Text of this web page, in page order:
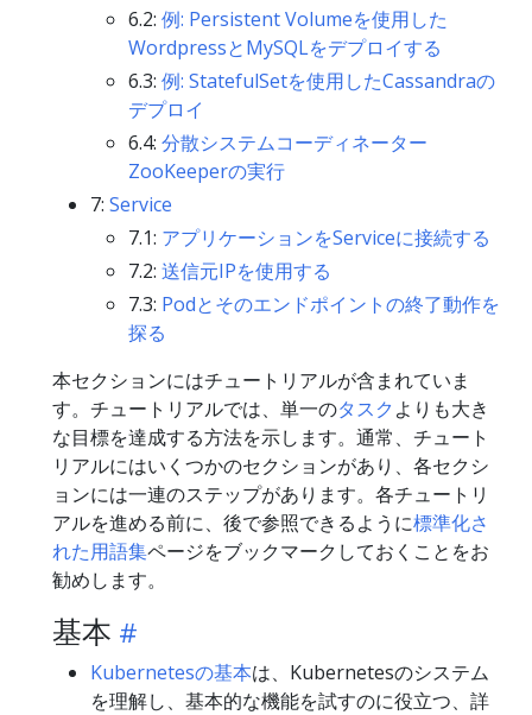
6.2: 例: Persistent Volumeを使用した
WordpressとMySQLをデプロイする
6.3: 例: StatefulSetを使用したCassandraの
デプロイ
6.4: 分散システムコーディネーター
ZooKeeperの実行
7: Service
7.1: アプリケーションをServiceに接続する
7.2: 送信元IPを使用する
7.3: Podとそのエンドポイントの終了動作を
探る
本セクションにはチュートリアルが含まれていま
す。チュートリアルでは、単一のタスク よりも大き
な目標を達成する方法を示します。通常、チュート
リアルにはいくつかのセクションがあり、各セクシ
ョンには一連のステップがあります。各チュートリ
アルを進める前に、後で参照できるように標準化さ
れた用語集ページをブックマークしておくことをお
勧めします。
基本
Kubernetesの基本は、Kubernetesのシステム
を理解し、基本的な機能を試すのに役立つ、詳